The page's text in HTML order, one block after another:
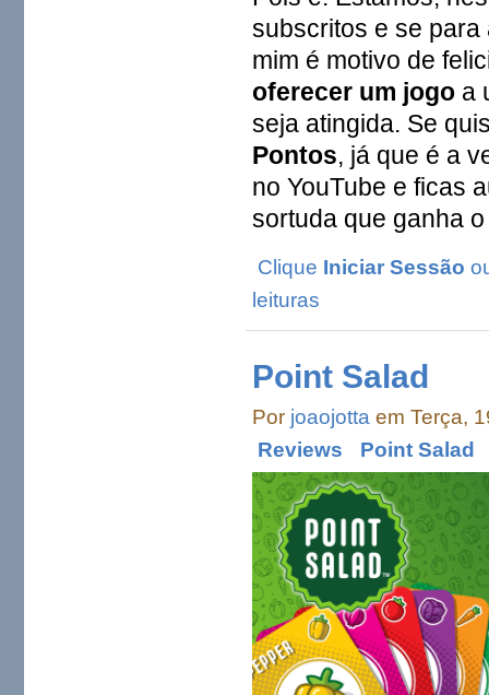
subscritos e se
mim é motivo de
oferecer um jogo a
seja atingida. Se
Pontos, já que é a
no YouTube e ficas
sortuda que ganha
Clique Iniciar Sessão
leituras
Point Salad
Por joaojotta em Terça,
Reviews
Point Salad